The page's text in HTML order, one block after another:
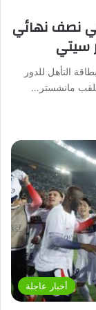
نصف نهائي
سيتي
التأهل للدور
مانشستر…
أخبار عاجلة